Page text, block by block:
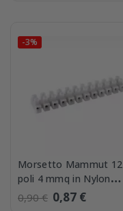
-3%
Morsetto Mammut 12
poli 4 mmq in Nylon
autoestinguante
0,90 € 0,87 €